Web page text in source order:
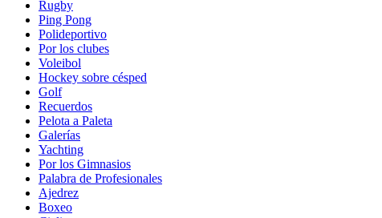
Rugby
Ping Pong
Polideportivo
Por los clubes
Voleibol
Hockey sobre césped
Golf
Recuerdos
Pelota a Paleta
Galerías
Yachting
Por los Gimnasios
Palabra de Profesionales
Ajedrez
Boxeo